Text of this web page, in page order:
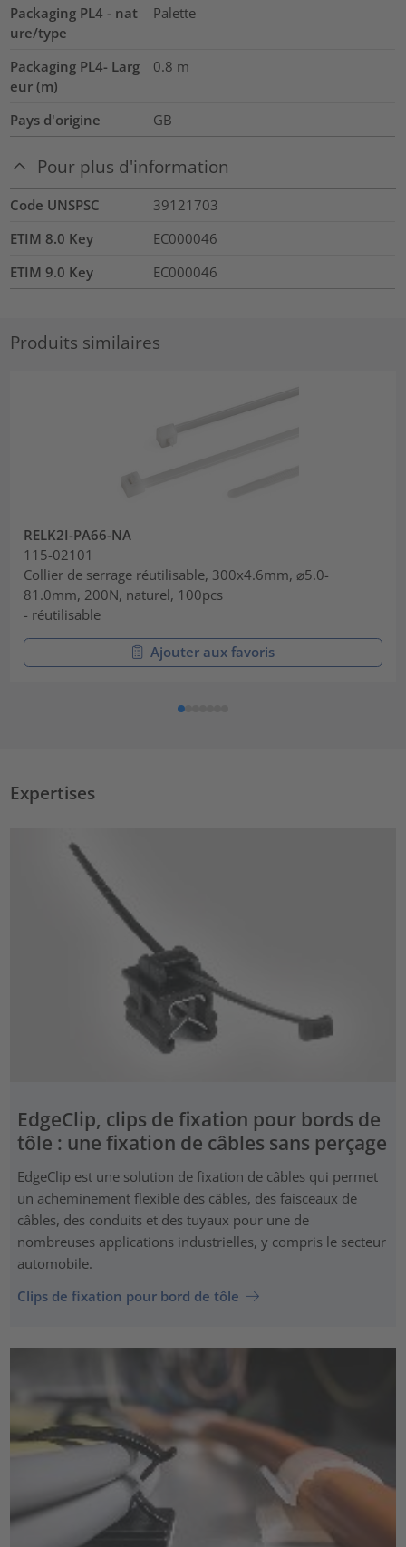
Packaging PL4 - nat
ure/type
Palette
Packaging PL4- Larg
eur (m)
0.8 m
Pays d'origine GB
Pour plus d'information
Code UNSPSC
39121703
ETIM 8.0 Key
EC000046
ETIM 9.0 Key
EC000046
Produits similaires
RELK2I-PA66-NA
115-02101
Collier de serrage réutilisable, 300x4.6mm, ⌀5.0-
81.0mm, 200N, naturel, 100pcs
- réutilisable
Ajouter aux favoris
Expertises
EdgeClip, clips de fixation pour bords de
tôle : une fixation de câbles sans perçage
EdgeClip est une solution de fixation de câbles qui permet
un acheminement flexible des câbles, des faisceaux de
câbles, des conduits et des tuyaux pour une de
nombreuses applications industrielles, y compris le secteur
automobile.
Clips de fixation pour bord de tôle